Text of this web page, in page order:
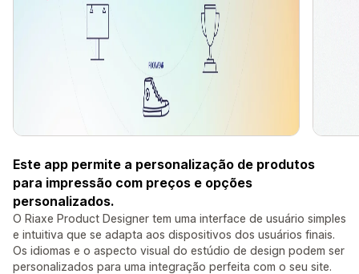
Este app permite a personalização de produtos
para impressão com preços e opções
personalizados.
O Riaxe Product Designer tem uma interface de usuário simples
e intuitiva que se adapta aos dispositivos dos usuários finais.
Os idiomas e o aspecto visual do estúdio de design podem ser
personalizados para uma integração perfeita com o seu site.